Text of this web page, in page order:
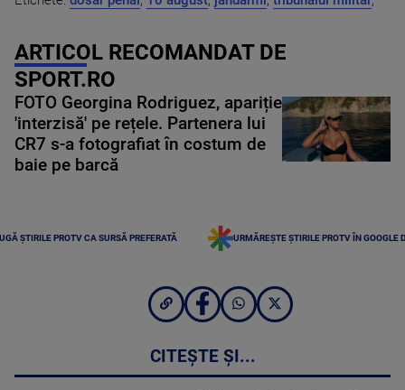
ARTICOL RECOMANDAT DE
SPORT.RO
FOTO Georgina Rodriguez, apariție
'interzisă' pe rețele. Partenera lui
CR7 s-a fotografiat în costum de
baie pe barcă
ȘTIRILE PROTV CA SURSĂ PREFERATĂ URMĂREȘTE ȘTIRILE PROTV ÎN GOOGLE
CITEȘTE ȘI...